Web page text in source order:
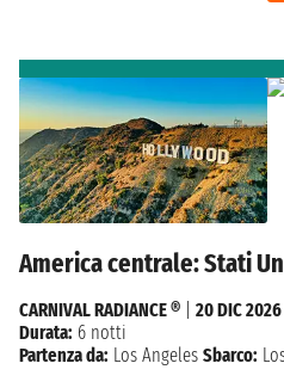
America centrale: Stati
CARNIVAL RADIANCE ®
20 DIC 2026
Durata: 6 notti
Partenza da: Los Angeles Sbarco: